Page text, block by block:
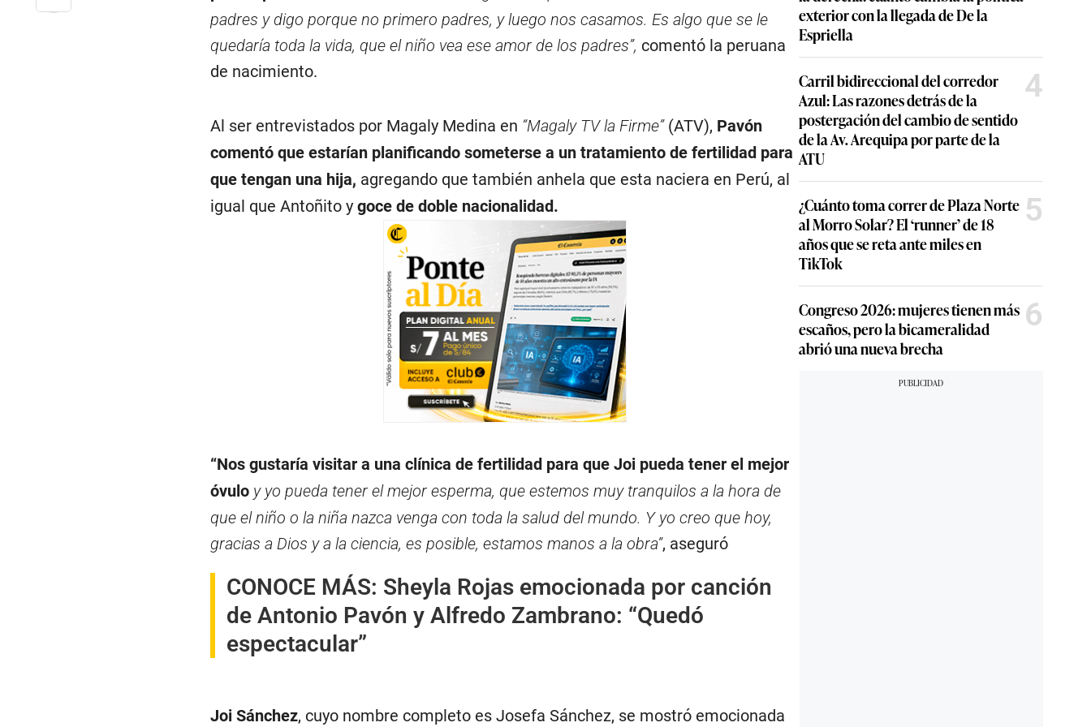
padres y digo porque no primero padres, y luego nos casamos. Es algo que se le
quedaría toda la vida, que el niño vea ese amor de los padres”, comentó la peruana
de nacimiento.
Al ser entrevistados por Magaly Medina en “Magaly TV la Firme” (ATV), Pavón
comentó que estarían planificando someterse a un tratamiento de fertilidad para
que tengan una hija, agregando que también anhela que esta naciera en Perú, al
igual que Antoñito y goce de doble nacionalidad.
“Nos gustaría visitar a una clínica de fertilidad para que Joi pueda tener el mejor
óvuloy yo pueda tener el mejor esperma, que estemos muy tranquilos a la hora de
que el niño o la niña nazca venga con toda la salud del mundo. Y yo creo que hoy,
gracias a Dios y a la ciencia, es posible, estamos manos a la obra”, aseguró
CONOCE MÁS: Sheyla Rojas emocionada por canción
de Antonio Pavón y Alfredo Zambrano: “Quedó
espectacular”
Joi Sánchez, cuyo nombre completo es Josefa Sánchez, se mostró emocionada
exterior con la llegada de De la
Espriella
Carril bidireccional del corredor
Azul: Las razones detrás de la
postergación del cambio de sentido
de la Av. Arequipa por parte de la
ATU
4
¿Cuánto toma correr de Plaza Norte
al Morro Solar? El ‘runner’ de 18
años que se reta ante miles en
TikTok
5
Congreso 2026: mujeres tienen más
escaños, pero la bicameralidad
abrió una nueva brecha
6